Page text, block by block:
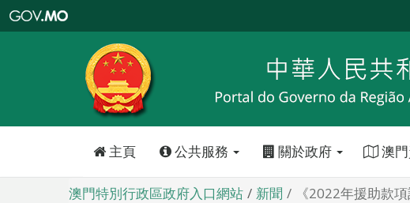
特
政
區
政
口
主頁 公共服務 關於政府 澳
澳門特別行政區政府入口網站 新聞 《2022年援助款